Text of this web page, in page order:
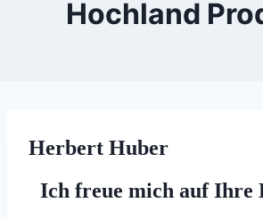
Hochland
Herbert Huber
Ich freue mich auf Ihre